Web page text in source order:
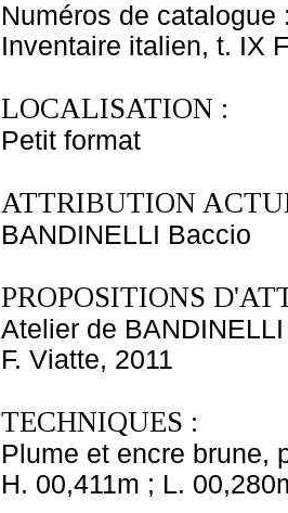
Numéros de catalogue
Inventaire italien, t. IX
LOCALISATION :
Petit format
ATTRIBUTION
BANDINELLI Baccio
PROPOSITIONS
Atelier de
F. Viatte, 2011
TECHNIQUES :
Plume et encre brune,
H. 00,411m ; L.